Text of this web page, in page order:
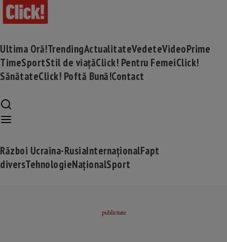
Ultima Oră!TrendingActualitateVedeteVideoPrime
TimeSportStil de viațăClick! Pentru FemeiClick!
SănătateClick! Poftă Bună!Contact
Război Ucraina-RusiaInternaționalFapt
diversTehnologieNaționalSport